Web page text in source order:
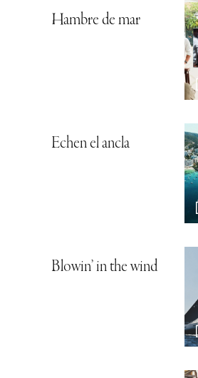
Hambre de mar
Echen el ancla
Blowin’ in the wind